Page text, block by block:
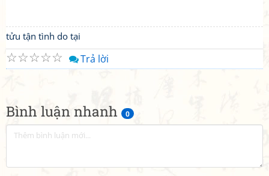
Bình luận nhanh 0
tửu tận tình do tại
☆
☆
☆
☆
☆ Trả lời